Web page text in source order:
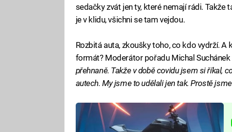
sedačky zvát jen ty, které nemají rádi. Takže
je v klidu, všichni se tam vejdou.
Rozbitá auta, zkoušky toho, co kdo vydrží. A
formát? Moderátor pořadu Michal
přehnaně. Takže v době covidu jsem si říkal,
autech. My jsme to udělali jen tak. Prostě